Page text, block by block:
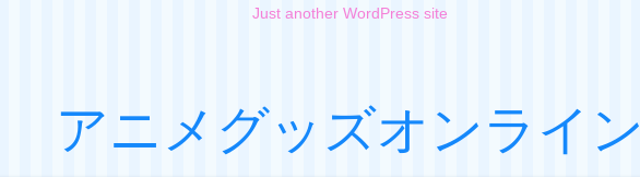
Just another WordPress site
アニメグッズオンライン